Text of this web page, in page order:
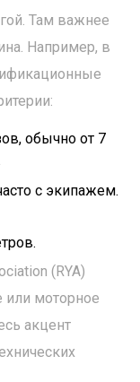
Там важнее
Например, в
обычно от 7
с экипажем.
(RYA)
или моторное
акцент